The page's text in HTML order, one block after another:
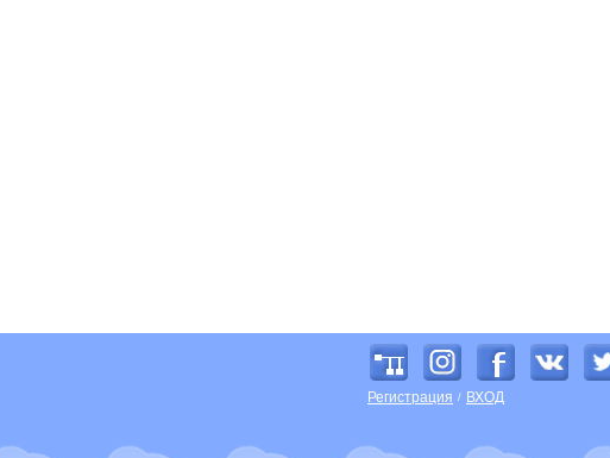
Регистрация / ВХОД